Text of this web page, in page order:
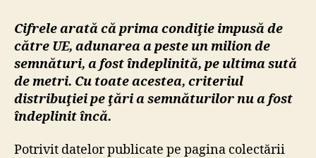
Cifrele arată că prima condiţie impusă de
către UE, adunarea a peste un milion de
semnături, a fost îndeplinită, pe ultima sută
de metri. Cu toate acestea, criteriul
distribuţiei pe ţări a semnăturilor nu a fost
îndeplinit încă.
Potrivit datelor publicate pe pagina colectării